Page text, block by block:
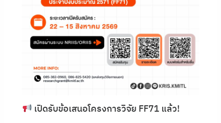
เปิดรับข้อเสนอโครงการวิจัย FF71 แล้ว!